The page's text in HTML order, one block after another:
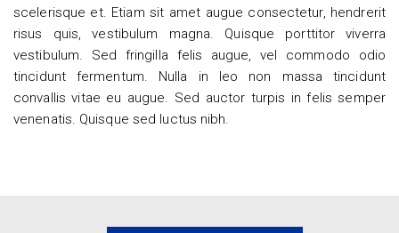
scelerisque et. Etiam sit amet augue consectetur, hendrerit
risus quis, vestibulum magna. Quisque porttitor viverra
vestibulum. Sed fringilla felis augue, vel commodo odio
tincidunt fermentum. Nulla in leo non massa tincidunt
convallis vitae eu augue. Sed auctor turpis in felis semper
venenatis. Quisque sed luctus nibh.